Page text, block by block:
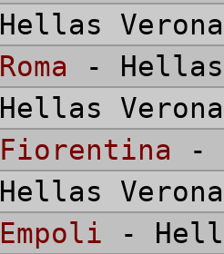
Hellas
Roma - Hellas
Hellas
Fiorentina -
Hellas
Empoli -